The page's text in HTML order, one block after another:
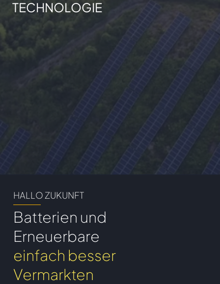
TECHNOLOGIE
HALLO ZUKUNFT
Batterien und
Erneuerbare
einfach besser
Vermarkten